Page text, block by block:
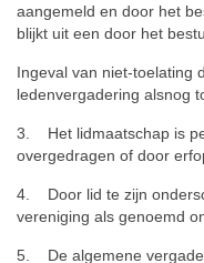
aangemeld en door het
blijkt uit een door het
Ingeval van niet-toelating
ledenvergadering alsnog
3. Het lidmaatschap is
overgedragen of door
4. Door lid te zijn
vereniging als genoemd
5. De algemene